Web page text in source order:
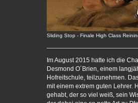
Sliding Stop - Finale High Class
Im August 2015 hatte ich die
Desmond O´Brien, einem
Hofreitschule, teilzunehmen.
mit einem extrem guten Lehrer.
gehabt, der so viel weiß, sein